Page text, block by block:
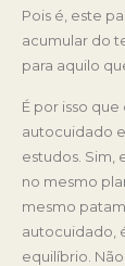
Pois é, este
acumular do
para aquilo
É por isso
autocuidado
estudos. Sim,
no mesmo
mesmo
autocuidado,
equilíbrio.